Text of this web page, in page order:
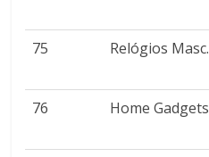
75 Relógios Masc.
76 Home Gadgets